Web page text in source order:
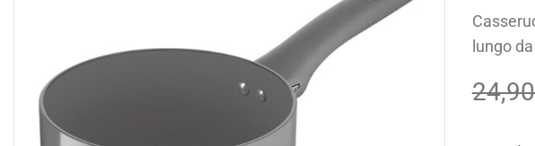
lungo